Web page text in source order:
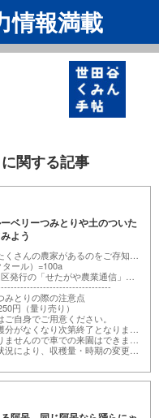
情報満載
関する記事
ベリーつみとりや土のついた
よう
ール）=100a
「せたがや農業通信」を参照しました。
みとりの際の注意点
円（量り売り）
ご自身でご用意ください。
がなくなり次第終了となります。
せんので車での来園はできません。
更があります。詳しくは、各農園にお問い合わせください。せたがやコール：03-5432-3333